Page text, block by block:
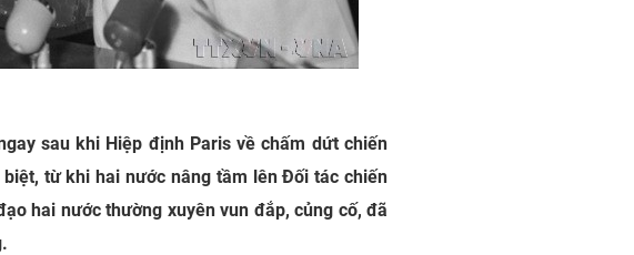
sau khi Hiệp định Paris về chấm dứt chiến
từ khi hai nước nâng tầm lên Đối tác chiến
hai nước thường xuyên vun đắp, củng cố, đã